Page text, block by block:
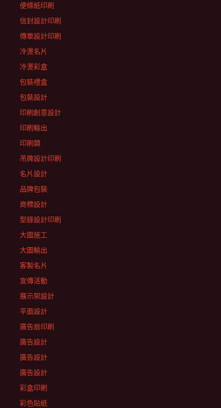
便條紙印刷
信封設計印刷
傳單設計印刷
冷燙名片
冷燙彩盒
包裝禮盒
包裝設計
印刷創意設計
印刷輸出
印刷類
吊牌設計印刷
名片設計
品牌包裝
商標設計
型錄設計印刷
大圖施工
大圖輸出
客製名片
宣傳活動
展示架設計
平面設計
廣告扇印刷
廣告設計
廣告設計
廣告設計
彩盒印刷
彩色貼紙